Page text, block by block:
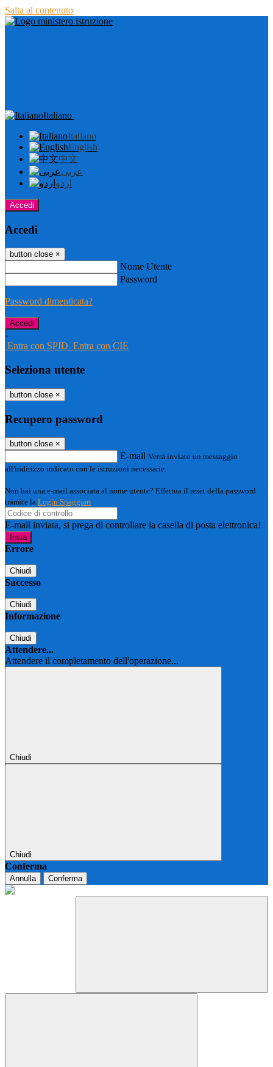
Salta al contenuto
Italiano
Italiano
English
中文
عربى
اردو
Accedi
Accedi
button close ×
Nome Utente
Password
Password dimenticata?
-
Entra con SPID Entra con CIE
Seleziona utente
button close ×
Recupero password
button close ×
E-mail Verrà inviato un messaggio
all'indirizzo indicato con le istruzioni necessarie.
Non hai una e-mail associata al nome utente? Effettua il reset della password
tramite la Login Spaggiari
E-mail inviata, si prega di controllare la casella di posta elettronica!
Errore
Chiudi
Successo
Chiudi
Informazione
Chiudi
Attendere...
Attendere il completamento dell'operazione...
Chiudi
Chiudi
Conferma
Annulla Conferma